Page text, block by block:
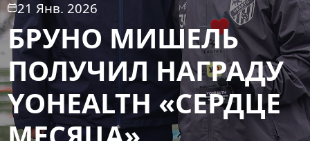
21 Янв. 2026
БРУНО МИШЕЛЬ
ПОЛУЧИЛ НАГРАДУ
YOHEALTH «СЕРДЦЕ